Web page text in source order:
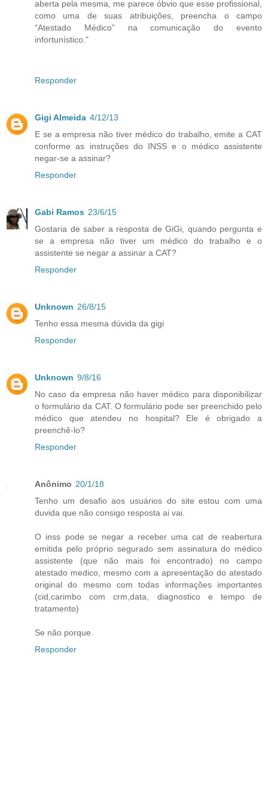
aberta pela mesma, me parece óbvio que esse profissional,
como uma de suas atribuições, preencha o campo
“Atestado Médico” na comunicação do evento
infortunístico."
Responder
Gigi Almeida 4/12/13
E se a empresa não tiver médico do trabalho, emite a CAT
conforme as instruções do INSS e o médico assistente
negar-se a assinar?
Responder
Gabi Ramos 23/6/15
Gostaria de saber a resposta de GiGi, quando pergunta e
se a empresa não tiver um médico do trabalho e o
assistente se negar a assinar a CAT?
Responder
Unknown 26/8/15
Tenho essa mesma dúvida da gigi
Responder
Unknown 9/8/16
No caso da empresa não haver médico para disponibilizar
o formulário da CAT. O formulário pode ser preenchido pelo
médico que atendeu no hospital? Ele é obrigado a
preenchê-lo?
Responder
Anônimo 20/1/18
Tenho um desafio aos usuários do site estou com uma
duvida que não consigo resposta ai vai.
O inss pode se negar a receber uma cat de reabertura
emitida pelo próprio segurado sem assinatura do médico
assistente (que não mais foi encontrado) no campo
atestado medico, mesmo com a apresentação do atestado
original do mesmo com todas informações importantes
(cid,carimbo com crm,data, diagnostico e tempo de
tratamento)
Se não porque.
Responder